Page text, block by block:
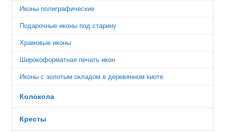
Иконы полиграфические
Подарочные иконы под старину
Храмовые иконы
Широкоформатная печать икон
Иконы с золотым окладом в деревянном киоте
Колокола
Кресты